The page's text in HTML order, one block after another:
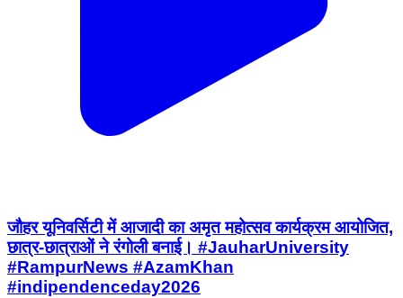
जौहर यूनिवर्सिटी में आजादी का अमृत महोत्सव कार्यक्रम आयोजित,
छात्र-छात्राओं ने रंगोली बनाई। #JauharUniversity
#RampurNews #AzamKhan
#indipendenceday2026